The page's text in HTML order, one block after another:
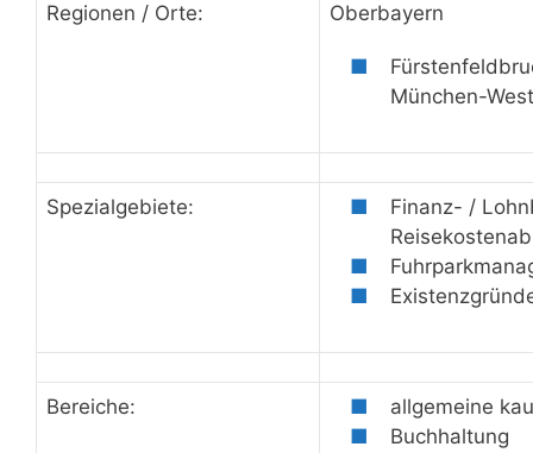
Regionen / Orte: Oberbayern
München-West
Spezialgebiete:
Finanz- /
Bereiche:
allgemeine
Buchhaltung